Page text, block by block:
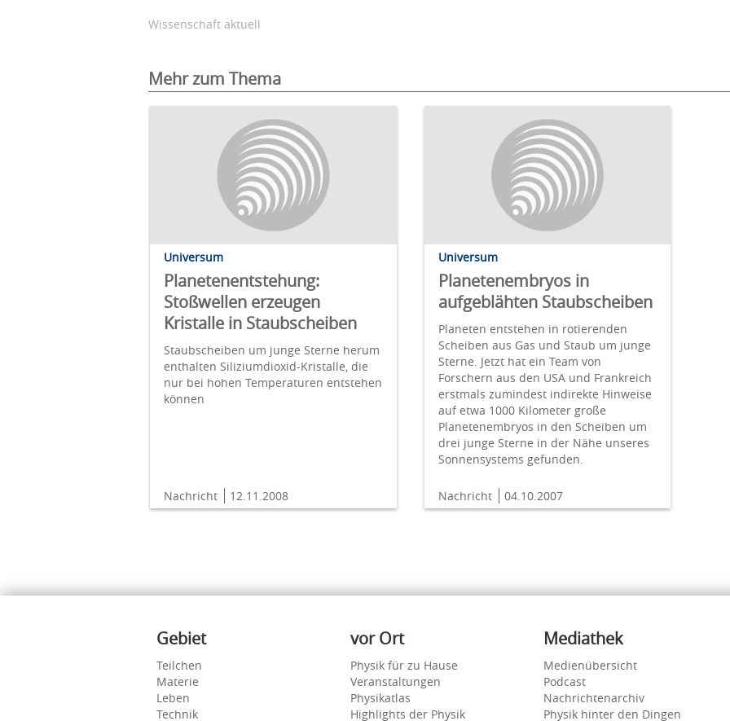
Wissenschaft aktuell
Mehr zum Thema
Universum
Planetenentstehung:
Stoßwellen erzeugen
Kristalle in Staubscheiben
Staubscheiben um junge Sterne herum
enthalten Siliziumdioxid-Kristalle, die
nur bei hohen Temperaturen entstehen
können
Nachricht 12.11.2008
Universum
Planetenembryos in
aufgeblähten Staubscheiben
Planeten entstehen in rotierenden
Scheiben aus Gas und Staub um junge
Sterne. Jetzt hat ein Team von
Forschern aus den USA und Frankreich
erstmals zumindest indirekte Hinweise
auf etwa 1000 Kilometer große
Planetenembryos in den Scheiben um
drei junge Sterne in der Nähe unseres
Sonnensystems gefunden.
Nachricht 04.10.2007
Inhalte
Gebiet
Teilchen
Materie
Leben
Technik
vor Ort
Physik für zu Hause
Veranstaltungen
Physikatlas
Highlights der Physik
Mediathek
Medienübersicht
Podcast
Nachrichtenarchiv
Physik hinter den Dingen